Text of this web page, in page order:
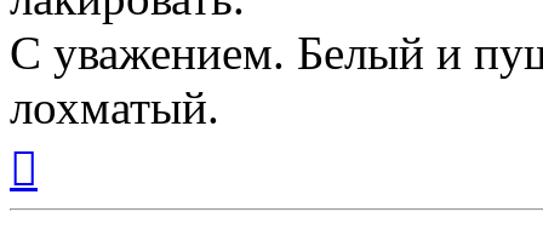
С уважением. Белый и
лохматый.
началу